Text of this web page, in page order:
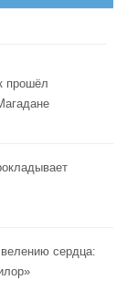
прошёл
сердца: